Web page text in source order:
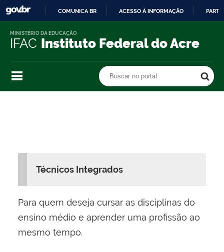
O
COMUNICA BR ACESSO À INFORMAÇÃO
IFAC Instituto Federal do Acre
MINISTÉRIO DA EDUCAÇÃO
Buscar no portal
Técnicos Integrados
Para quem deseja cursar as disciplinas do
ensino médio e aprender uma profissão ao
mesmo tempo.